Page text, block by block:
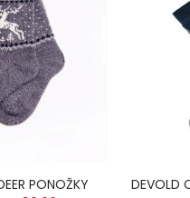
PONOŽKY
DEVOLD